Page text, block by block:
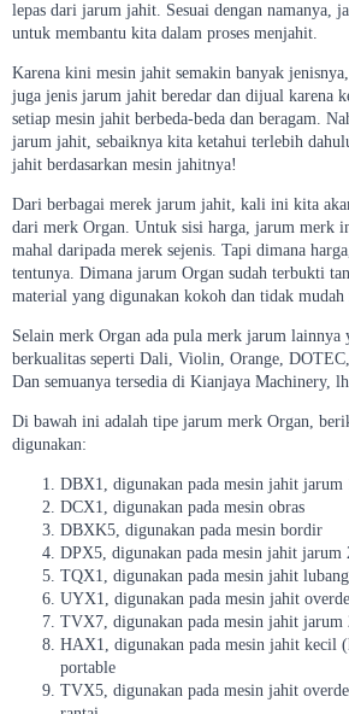
lepas dari jarum jahit. Sesuai dengan namanya,
untuk membantu kita dalam proses menjahit.
Karena kini mesin jahit semakin banyak
juga jenis jarum jahit beredar dan dijual karena
setiap mesin jahit berbeda-beda dan beragam.
jarum jahit, sebaiknya kita ketahui terlebih
jahit berdasarkan mesin jahitnya!
Dari berbagai merek jarum jahit, kali ini kita
dari merk Organ. Untuk sisi harga, jarum merk
mahal daripada merek sejenis. Tapi dimana
tentunya. Dimana jarum Organ sudah terbukti
material yang digunakan kokoh dan tidak mudah
Selain merk Organ ada pula merk jarum lainnya
berkualitas seperti Dali, Violin, Orange,
Dan semuanya tersedia di Kianjaya Machinery,
Di bawah ini adalah tipe jarum merk Organ,
digunakan:
DBX1, digunakan pada mesin jahit jarum
DCX1, digunakan pada mesin obras
DBXK5, digunakan pada mesin bordir
DPX5, digunakan pada mesin jahit jarum
TQX1, digunakan pada mesin jahit
UYX1, digunakan pada mesin jahit
TVX7, digunakan pada mesin jahit jarum
HAX1, digunakan pada mesin jahit kecil
portable
TVX5, digunakan pada mesin jahit